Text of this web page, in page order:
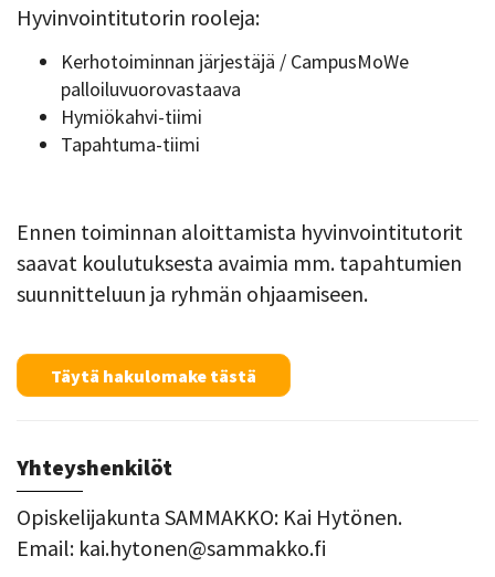
Hyvinvointitutorin rooleja:
Kerhotoiminnan järjestäjä / CampusMoWe
palloiluvuorovastaava
Hymiökahvi-tiimi
Tapahtuma-tiimi
Ennen toiminnan aloittamista hyvinvointitutorit
saavat koulutuksesta avaimia mm. tapahtumien
suunnitteluun ja ryhmän ohjaamiseen.
Täytä hakulomake tästä
Yhteyshenkilöt
Opiskelijakunta SAMMAKKO: Kai Hytönen.
Email: kai.hytonen@sammakko.fi